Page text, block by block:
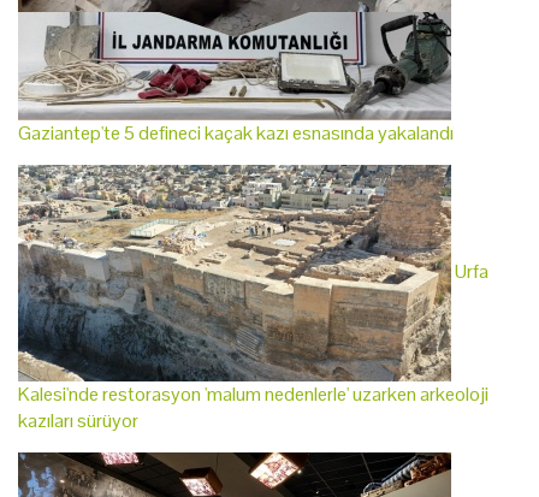
Gaziantep'te 5 defineci kaçak kazı esnasında yakalandı
Urfa
Kalesi'nde restorasyon 'malum nedenlerle' uzarken arkeoloji
kazıları sürüyor